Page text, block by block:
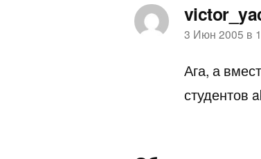
пишет:
3 Июн 2005 в
Ага, а
студентов